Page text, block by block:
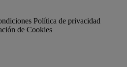
Política de privacidad
de Cookies